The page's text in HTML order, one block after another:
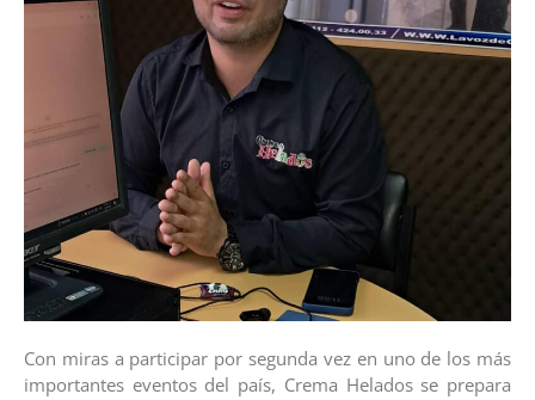
Con miras a participar por segunda vez en uno de los más
importantes eventos del país, Crema Helados se prepara